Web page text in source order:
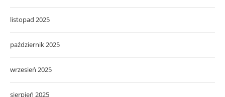
listopad 2025
październik 2025
wrzesień 2025
sierpień 2025